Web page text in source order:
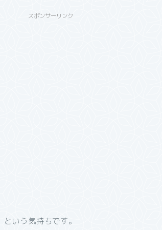
スポンサーリンク
という気持ちです。